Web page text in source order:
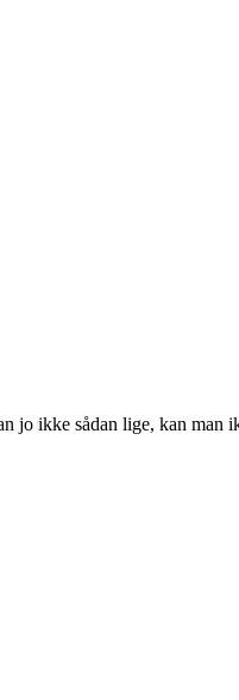
jo ikke sådan lige, kan man